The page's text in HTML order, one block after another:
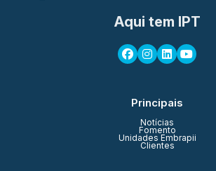
Aqui tem IPT
Principais
Notícias
Fomento
Unidades Embrapii
Clientes